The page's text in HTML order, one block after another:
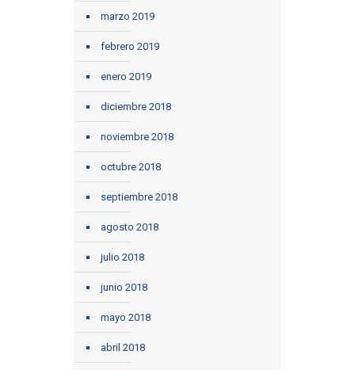
marzo 2019
febrero 2019
enero 2019
diciembre 2018
noviembre 2018
octubre 2018
septiembre 2018
agosto 2018
julio 2018
junio 2018
mayo 2018
abril 2018